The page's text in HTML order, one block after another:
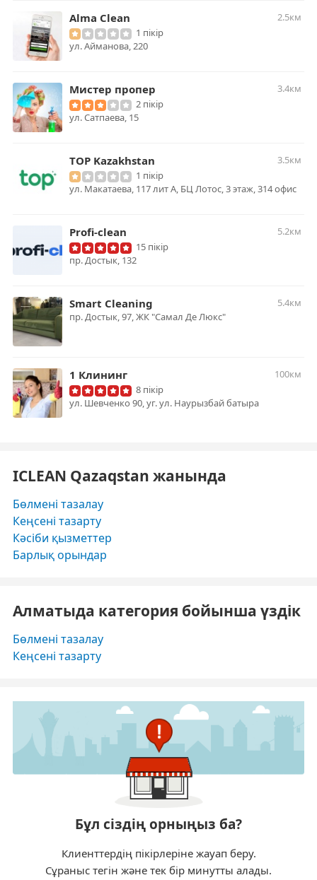
Alma Clean
2.5км
1 пікір
ул. ​Айманова, 220
Мистер пропер
3.4км
2 пікір
ул. Сатпаева, 15
TOP Kazakhstan
3.5км
1 пікір
ул. Макатаева, 117 лит А, БЦ Лотос, 3 этаж, 314 офис
Profi-clean
5.2км
15 пікір
пр. Достык, 132
Smart Cleaning
5.4км
​пр. Достык, 97​, ЖК "Самал Де Люкс"
1 Клининг
100км
8 пікір
ул. Шевченко 90, уг. ул. Наурызбай батыра
ICLEAN Qazaqstan жанында
Бөлмені тазалау
Кеңсені тазарту
Кәсіби қызметтер
Барлық орындар
Алматыда категория бойынша үздік
Бөлмені тазалау
Кеңсені тазарту
Бұл сіздің орныңыз ба?
Клиенттердің пікірлеріне жауап беру.
Сұраныс тегін және тек бір минутты алады.